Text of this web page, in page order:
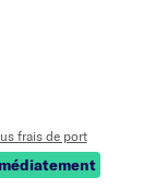
frais de port